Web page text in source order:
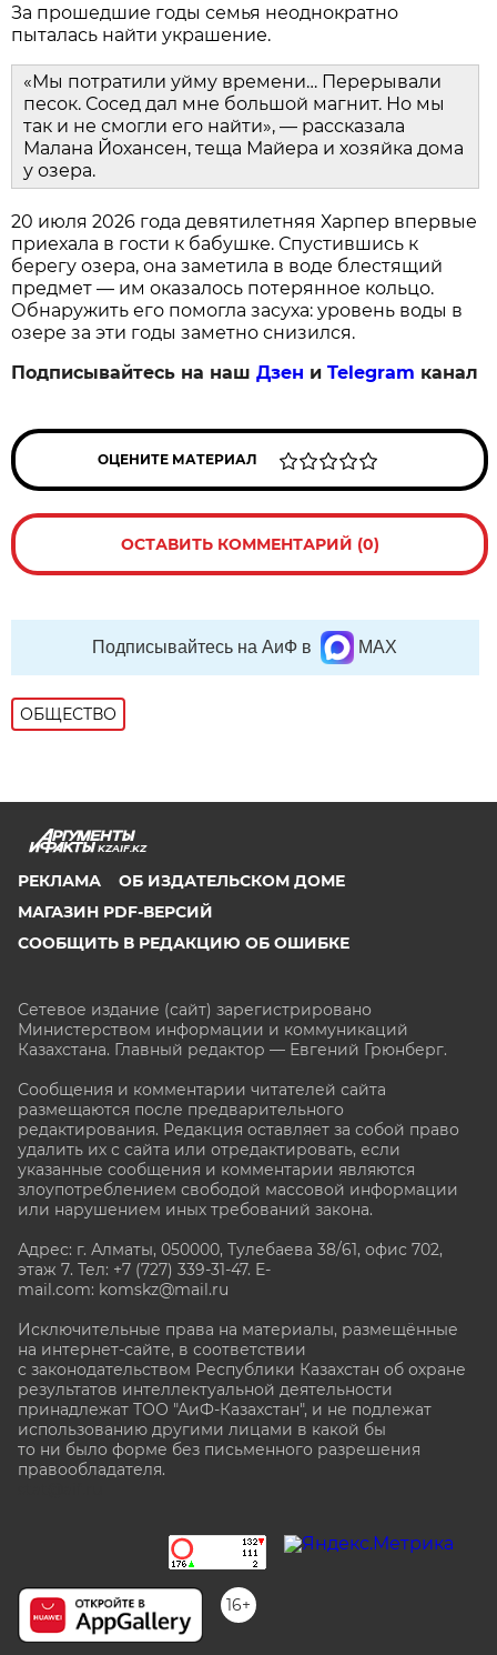
За прошедшие годы семья неоднократно
пыталась найти украшение.
«Мы потратили уйму времени… Перерывали
песок. Сосед дал мне большой магнит. Но мы
так и не смогли его найти», — рассказала
Малана Йохансен, теща Майера и хозяйка дома
у озера.
20 июля 2026 года девятилетняя Харпер впервые
приехала в гости к бабушке. Спустившись к
берегу озера, она заметила в воде блестящий
предмет — им оказалось потерянное кольцо.
Обнаружить его помогла засуха: уровень воды в
озере за эти годы заметно снизился.
Подписывайтесь на нашДзен иTelegram канал
ОЦЕНИТЕ МАТЕРИАЛ
ОСТАВИТЬ КОММЕНТАРИЙ (0)
Подписывайтесь на АиФ в MAX
ОБЩЕСТВО
KZAIF.KZ
РЕКЛАМА
ОБ ИЗДАТЕЛЬСКОМ ДОМЕ
МАГАЗИН PDF-ВЕРСИЙ
СООБЩИТЬ В РЕДАКЦИЮ ОБ ОШИБКЕ
Сетевое издание (сайт) зарегистрировано
Министерством информации и коммуникаций
Казахстана. Главный редактор — Евгений Грюнберг.
Сообщения и комментарии читателей сайта
размещаются после предварительного
редактирования. Редакция оставляет за собой право
удалить их с сайта или отредактировать, если
указанные сообщения и комментарии являются
злоупотреблением свободой массовой информации
или нарушением иных требований закона.
Адрес: г. Алматы, 050000, Тулебаева 38/61, офис 702,
этаж 7. Тел: +7 (727) 339-31-47. E-
mail.com: komskz@mail.ru
Исключительные права на материалы, размещённые
на интернет-сайте, в соответствии
с законодательством Республики Казахстан об охране
результатов интеллектуальной деятельности
принадлежат ТОО "АиФ-Казахстан", и не подлежат
использованию другими лицами в какой бы
то ни было форме без письменного разрешения
правообладателя.
16+